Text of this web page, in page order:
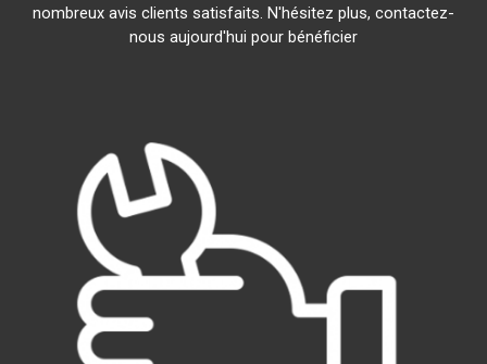
nombreux avis clients satisfaits. N'hésitez plus, contactez-
nous aujourd'hui pour bénéficier